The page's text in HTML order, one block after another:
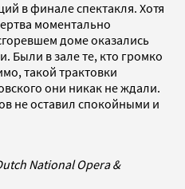
в финале спектакля. Хотя
моментально
доме оказались
Были в зале те, кто громко
такой трактовки
они никак не ждали.
не оставил спокойными и
National Opera &